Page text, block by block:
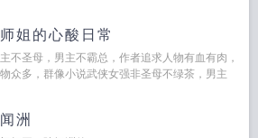
姐的心酸日常
不圣母，男主不霸总，作者追求人物有血有肉，
众多，群像小说武侠女强非圣母不绿茶，男主
洲